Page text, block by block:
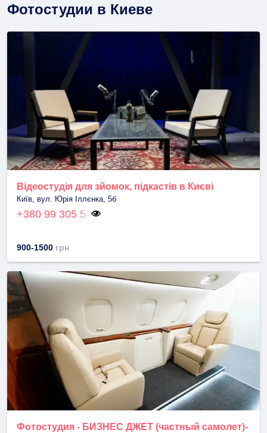
Фотостудии в Киеве
Відеостудія для зйомок, підкастів в Києві
Київ, вул. Юрія Іллєнка, 5б
+380 99 305 54
900-1500 грн
Фотостудия - БИЗНЕС ДЖЕТ (частный самолет)-